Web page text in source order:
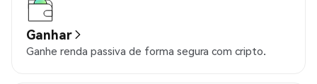
Ganhar
Ganhe renda passiva de forma segura com cripto.